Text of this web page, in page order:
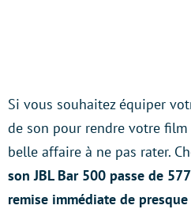
Si vous souhaitez équiper
de son pour rendre votre
belle affaire à ne pas rater.
son JBL Bar 500 passe de
remise immédiate de